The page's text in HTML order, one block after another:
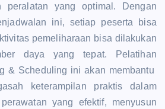
peralatan yang optimal. Dengan
ini, setiap peserta bisa
pemeliharaan bisa dilakukan
daya yang tepat. Pelatihan
& Scheduling ini akan membantu
keterampilan praktis dalam
yang efektif, menyusun